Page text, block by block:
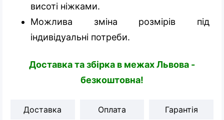
висоті ніжками.
Можлива зміна розмірів під
індивідуальні потреби.
Доставка та збірка в межах Львова -
безкоштовна!
Доставка Оплата Гарантія